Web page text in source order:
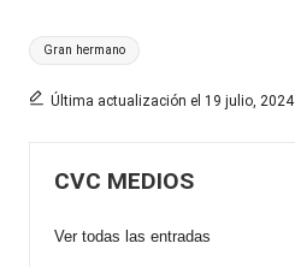
Etiquetas:
Gran hermano
Última actualización el 19 julio, 2024
CVC MEDIOS
Ver todas las entradas